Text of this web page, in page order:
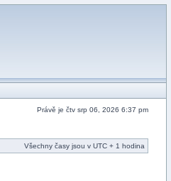
Právě je čtv srp 06, 2026 6:37 pm
Všechny časy jsou v UTC + 1 hodina